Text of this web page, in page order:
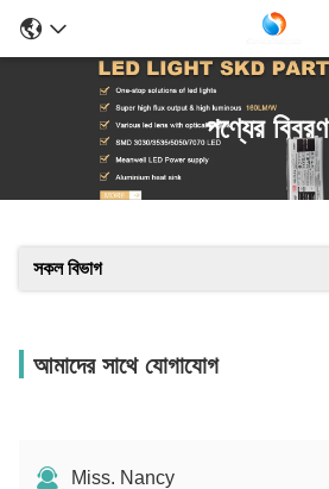
পণ্যের বিবরণ
সকল বিভাগ
আমাদের সাথে যোগাযোগ
Miss. Nancy